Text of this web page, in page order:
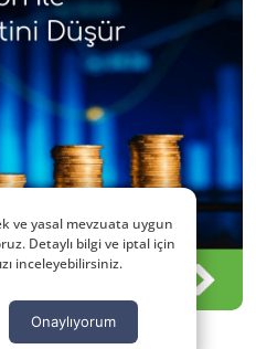
ve yasal mevzuata uygun
Detaylı bilgi ve iptal için
inceleyebilirsiniz.
Onaylıyorum